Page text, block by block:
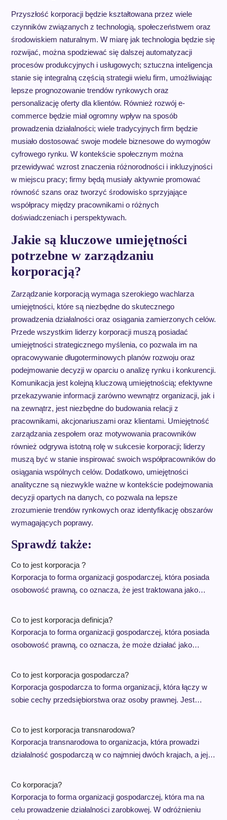
Przyszłość korporacji będzie kształtowana przez wiele
czynników związanych z technologią, społeczeństwem oraz
środowiskiem naturalnym. W miarę jak technologia będzie się
rozwijać, można spodziewać się dalszej automatyzacji
procesów produkcyjnych i usługowych; sztuczna inteligencja
stanie się integralną częścią strategii wielu firm, umożliwiając
lepsze prognozowanie trendów rynkowych oraz
personalizację oferty dla klientów. Również rozwój e-
commerce będzie miał ogromny wpływ na sposób
prowadzenia działalności; wiele tradycyjnych firm będzie
musiało dostosować swoje modele biznesowe do wymogów
cyfrowego rynku. W kontekście społecznym można
przewidywać wzrost znaczenia różnorodności i inkluzyjności
w miejscu pracy; firmy będą musiały aktywnie promować
równość szans oraz tworzyć środowisko sprzyjające
współpracy między pracownikami o różnych
doświadczeniach i perspektywach.
Jakie są kluczowe umiejętności
potrzebne w zarządzaniu
korporacją?
Zarządzanie korporacją wymaga szerokiego wachlarza
umiejętności, które są niezbędne do skutecznego
prowadzenia działalności oraz osiągania zamierzonych celów.
Przede wszystkim liderzy korporacji muszą posiadać
umiejętności strategicznego myślenia, co pozwala im na
opracowywanie długoterminowych planów rozwoju oraz
podejmowanie decyzji w oparciu o analizę rynku i konkurencji.
Komunikacja jest kolejną kluczową umiejętnością; efektywne
przekazywanie informacji zarówno wewnątrz organizacji, jak i
na zewnątrz, jest niezbędne do budowania relacji z
pracownikami, akcjonariuszami oraz klientami. Umiejętność
zarządzania zespołem oraz motywowania pracowników
również odgrywa istotną rolę w sukcesie korporacji; liderzy
muszą być w stanie inspirować swoich współpracowników do
osiągania wspólnych celów. Dodatkowo, umiejętności
analityczne są niezwykle ważne w kontekście podejmowania
decyzji opartych na danych, co pozwala na lepsze
zrozumienie trendów rynkowych oraz identyfikację obszarów
wymagających poprawy.
Sprawdź także:
Co to jest korporacja ?
Korporacja to forma organizacji gospodarczej, która posiada
osobowość prawną, co oznacza, że jest traktowana jako…
Co to jest korporacja definicja?
Korporacja to forma organizacji gospodarczej, która posiada
osobowość prawną, co oznacza, że może działać jako…
Co to jest korporacja gospodarcza?
Korporacja gospodarcza to forma organizacji, która łączy w
sobie cechy przedsiębiorstwa oraz osoby prawnej. Jest…
Co to jest korporacja transnarodowa?
Korporacja transnarodowa to organizacja, która prowadzi
działalność gospodarczą w co najmniej dwóch krajach, a jej…
Co korporacja?
Korporacja to forma organizacji gospodarczej, która ma na
celu prowadzenie działalności zarobkowej. W odróżnieniu